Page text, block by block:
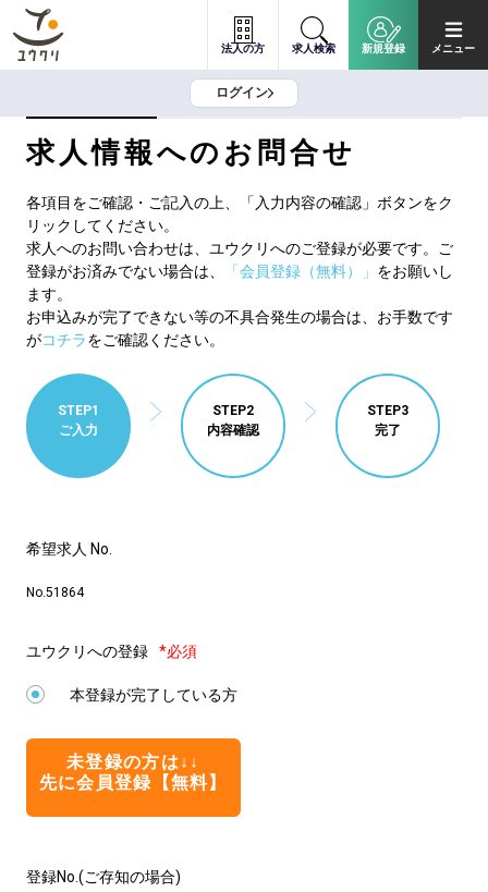
法人の方 求人検索 新規登録 メニュー
ログイン
求人情報へのお問合せ
各項目をご確認・ご記入の上、「入力内容の確認」ボタンをク
リックしてください。
求人へのお問い合わせは、ユウクリへのご登録が必要です。ご
登録がお済みでない場合は、
「会員登録（無料）」 をお願いし
ます。
お申込みが完了できない等の不具合発生の場合は、お手数です
がコチラをご確認ください。
STEP1
ご入力
STEP2
内容確認
STEP3
完了
希望求人 No.
No.51864
ユウクリへの登録 *必須
本登録が完了している方
未登録の方は↓↓
先に会員登録【無料】
登録No.(ご存知の場合)